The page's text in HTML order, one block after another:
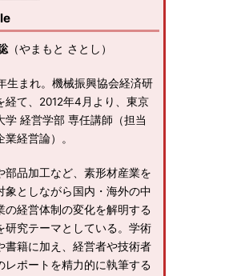
（やまもと さとし）
生まれ。機械振興協会経済研
経て、2012年4月より、東京
学 経営学部 専任講師（担当
業経営論）。
部品加工など、素形材産業を
象としながら国内・海外の中
の経営体制の変化を解明する
研究テーマとしている。学術
書籍に加え、経営者や技術者
レポートを精力的に執筆する